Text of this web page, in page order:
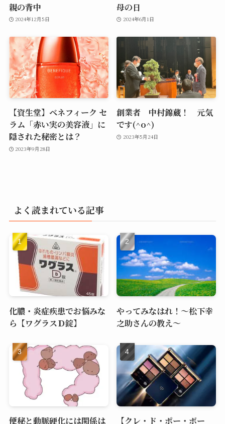
親の背中
2024年12月5日
母の日
2024年6月1日
【資生堂】ベネフィーク セ
ラム「赤い実の美容液」に
隠された秘密とは？
2023年9月28日
創業者 中村錦蔵！ 元気
です(^o^)
2023年5月24日
よく読まれている記事
化膿・炎症疾患でお悩みな
ら【ワグラスＤ錠】
やってみなはれ！～松下幸
之助さんの教え～
便秘と動脈硬化には関係は 【クレ・ド・ポー・ボー